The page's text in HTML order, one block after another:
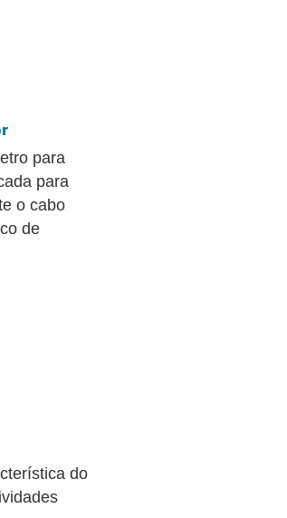
para
para
o cabo
de
do